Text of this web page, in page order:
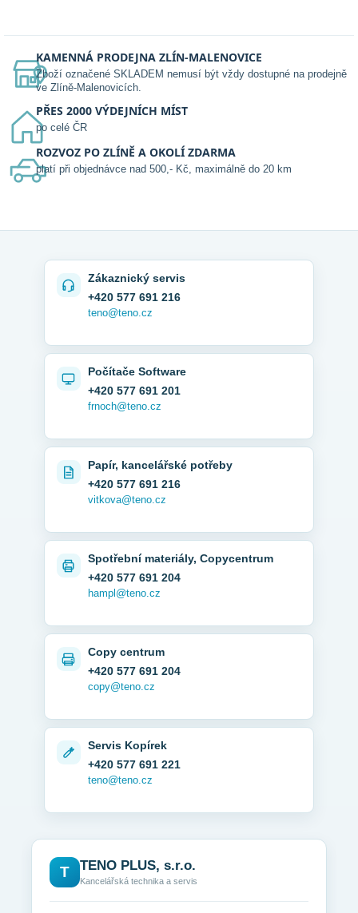
KAMENNÁ PRODEJNA ZLÍN-MALENOVICE
Zboží označené SKLADEM nemusí být vždy dostupné na prodejně
ve Zlíně-Malenovicích.
PŘES 2000 VÝDEJNÍCH MÍST
po celé ČR
ROZVOZ PO ZLÍNĚ A OKOLÍ ZDARMA
platí při objednávce nad 500,- Kč, maximálně do 20 km
Zákaznický servis
+420 577 691 216
teno@teno.cz
Počítače Software
+420 577 691 201
frnoch@teno.cz
Papír, kancelářské potřeby
+420 577 691 216
vitkova@teno.cz
Spotřební materiály, Copycentrum
+420 577 691 204
hampl@teno.cz
Copy centrum
+420 577 691 204
copy@teno.cz
Servis Kopírek
+420 577 691 221
teno@teno.cz
T TENO PLUS, s.r.o.
Kancelářská technika a servis